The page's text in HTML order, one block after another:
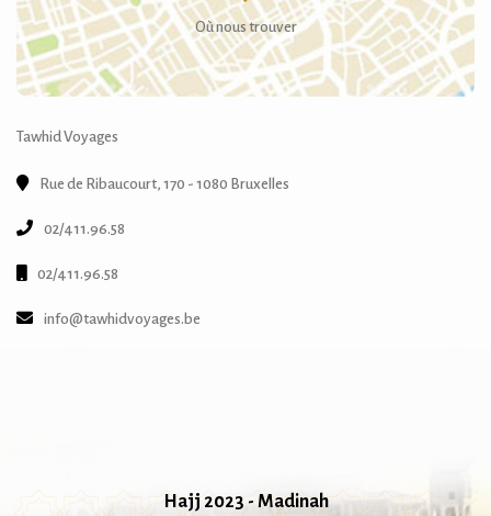
Où nous trouver
Tawhid Voyages
Rue de Ribaucourt, 170 - 1080 Bruxelles
02/411.96.58
02/411.96.58
info@tawhidvoyages.be
Hajj 2023 - Madinah